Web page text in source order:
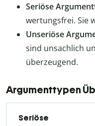
Seriöse
wertungsfrei. Sie
Unseriöse
sind unsachlich
überzeugend.
Argumenttypen
Seriöse